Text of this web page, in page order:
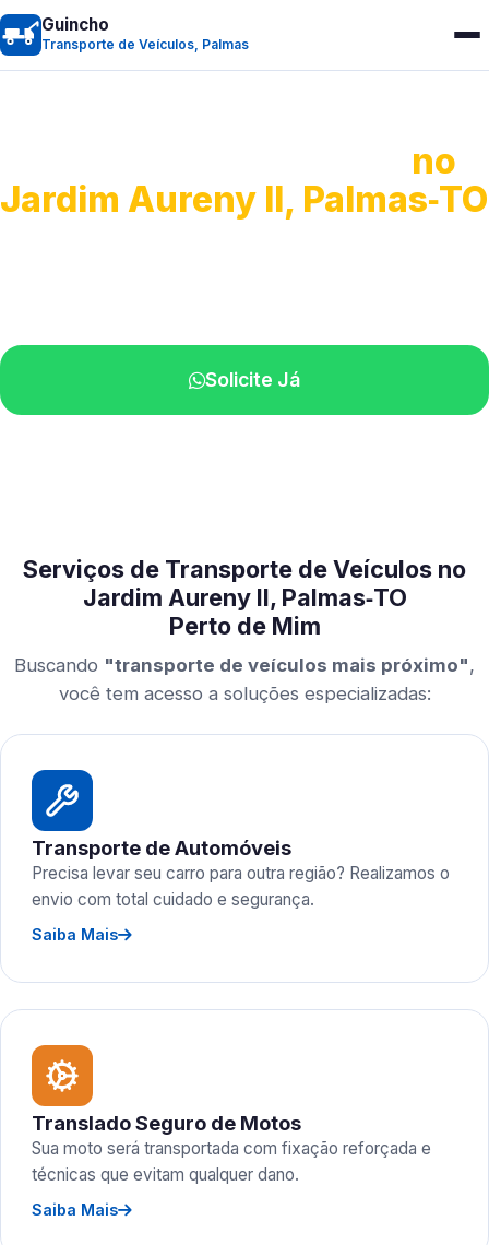
Guincho
Transporte de Veículos, Palmas
no
Jardim Aureny II, Palmas‑TO
Solicite Já
Serviços de Transporte de Veículos no
Jardim Aureny II, Palmas‑TO
Perto de Mim
Buscando "transporte de veículos mais próximo",
você tem acesso a soluções especializadas:
Transporte de Automóveis
Precisa levar seu carro para outra região? Realizamos o
envio com total cuidado e segurança.
Saiba Mais
Translado Seguro de Motos
Sua moto será transportada com fixação reforçada e
técnicas que evitam qualquer dano.
Saiba Mais